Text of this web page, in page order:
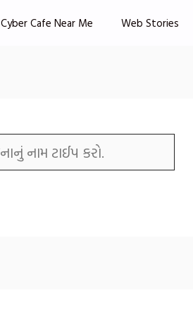
Cyber Cafe Near Me Web Stories